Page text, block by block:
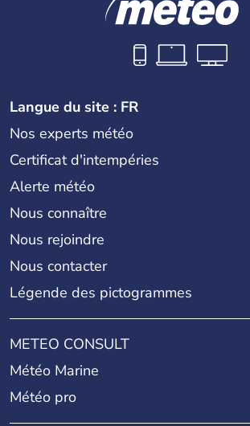
Langue du site : FR
Nos experts météo
Certificat d'intempéries
Alerte météo
Nous connaître
Nous rejoindre
Nous contacter
Légende des pictogrammes
METEO CONSULT
Météo Marine
Météo pro